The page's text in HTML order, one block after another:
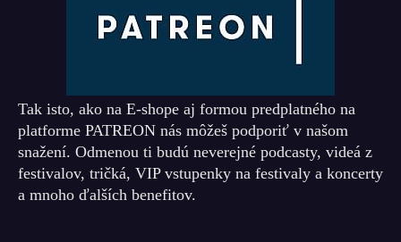
Tak isto, ako na E-shope aj formou predplatného na
platforme PATREON nás môžeš podporiť v našom
snažení. Odmenou ti budú neverejné podcasty, videá z
festivalov, tričká, VIP vstupenky na festivaly a koncerty
a mnoho ďalších benefitov.